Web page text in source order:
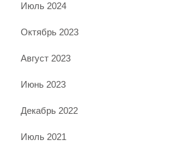
Июль 2024
Октябрь 2023
Август 2023
Июнь 2023
Декабрь 2022
Июль 2021